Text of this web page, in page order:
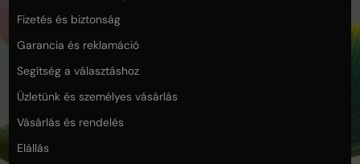
Fizetés és biztonság
Garancia és reklamáció
Segítség a választáshoz
Üzletünk és személyes vásárlás
Vásárlás és rendelés
Elállás